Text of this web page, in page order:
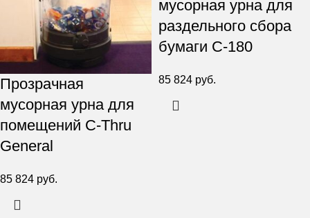
Прозрачная
мусорная урна для
помещений C-Thru
General
85 824 руб.
мусорная урна для
раздельного сбора
бумаги C-180
85 824 руб.